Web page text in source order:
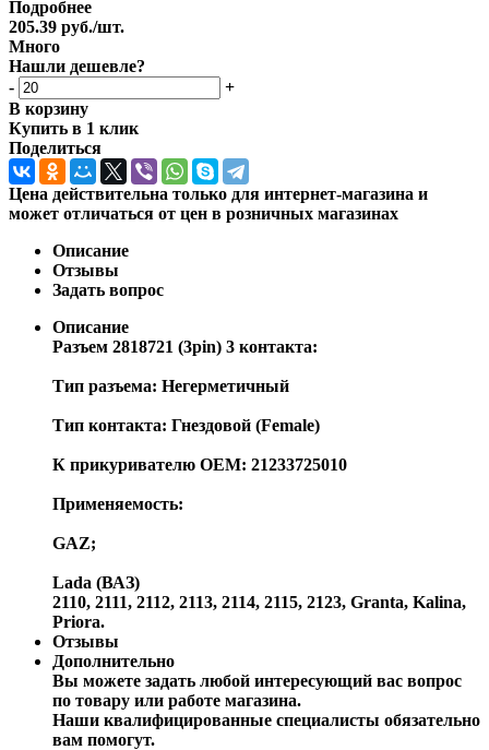
Подробнее
205.39 руб./шт.
Много
Нашли дешевле?
-
+
В корзину
Купить в 1 клик
Поделиться
Цена действительна только для интернет-магазина и
может отличаться от цен в розничных магазинах
Описание
Отзывы
Задать вопрос
Описание
Разъем 2818721 (3pin) 3 контакта:
Тип разъема: Негерметичный
Тип контакта: Гнездовой (Female)
К прикуривателю OEM: 21233725010
Применяемость:
GAZ;
Lada (ВАЗ)
2110, 2111, 2112, 2113, 2114, 2115, 2123, Granta, Kalina,
Priora.
Отзывы
Дополнительно
Вы можете задать любой интересующий вас вопрос
по товару или работе магазина.
Наши квалифицированные специалисты обязательно
вам помогут.